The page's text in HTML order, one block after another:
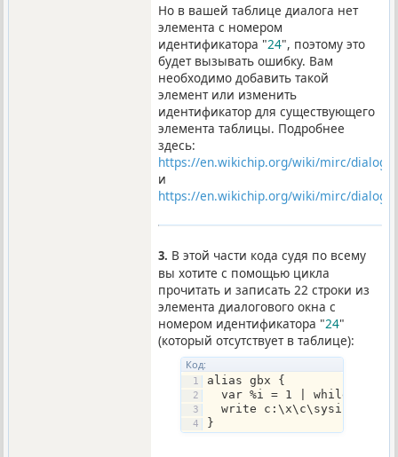
Но в вашей таблице диалога нет
элемента с номером
идентификатора "24", поэтому это
будет вызывать ошибку. Вам
необходимо добавить такой
элемент или изменить
идентификатор для существующего
элемента таблицы. Подробнее
здесь:
https://en.wikichip.org/wiki/mirc/dialogs
и
https://en.wikichip.org/wiki/mirc/
3. В этой части кода судя по всему
вы хотите с помощью цикла
прочитать и записать 22 строки из
элемента диалогового окна с
номером идентификатора "24"
(который отсутствует в таблице):
Код:
alias gbx {
var %i = 1 | while (%i
write c:\x\c\sysinfo $+
}